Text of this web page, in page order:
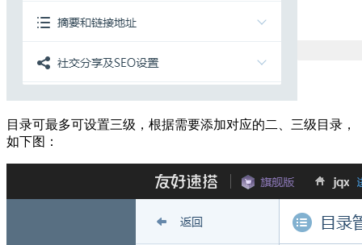
目录可最多可设置三级，根据需要添加对应的二、三级目录，
如下图：